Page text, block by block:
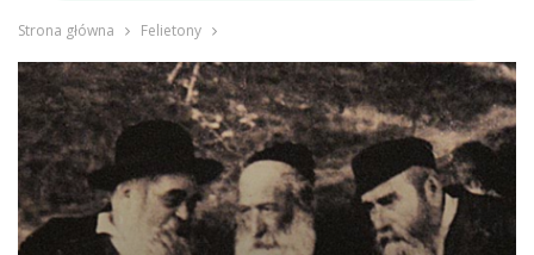
Strona główna Felietony